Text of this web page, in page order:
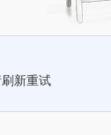
新重试